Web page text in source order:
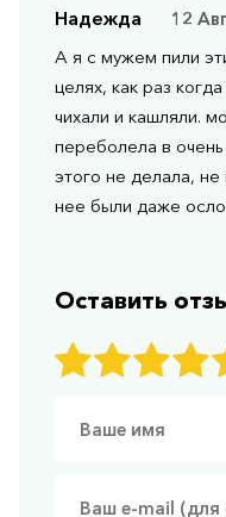
Надежда
12
А я с мужем пили
целях, как раз
чихали и кашляли.
переболела в
этого не делала,
нее были даже
Оставить